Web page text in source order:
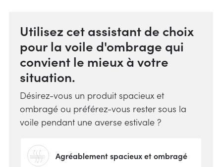
Utilisez cet assistant de choix
pour la voile d'ombrage qui
convient le mieux à votre
situation.
Désirez-vous un produit spacieux et
ombragé ou préférez-vous rester sous la
voile pendant une averse estivale ?
Agréablement spacieux et ombragé